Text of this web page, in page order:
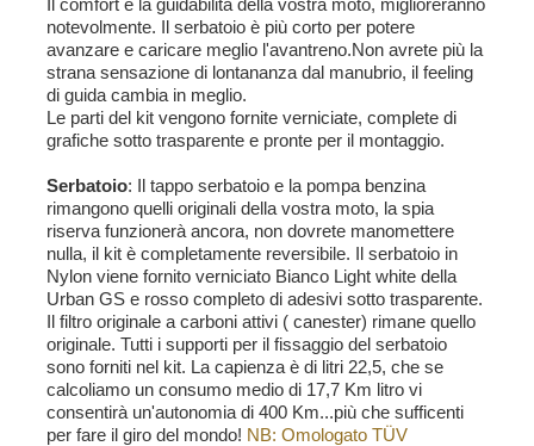
Il comfort e la guidabilità della vostra moto, miglioreranno
notevolmente. Il serbatoio è più corto per potere
avanzare e caricare meglio l'avantreno.Non avrete più la
strana sensazione di lontananza dal manubrio, il feeling
di guida cambia in meglio.
Le parti del kit vengono fornite verniciate, complete di
grafiche sotto trasparente e pronte per il montaggio.
Serbatoio: Il tappo serbatoio e la pompa benzina
rimangono quelli originali della vostra moto, la spia
riserva funzionerà ancora, non dovrete manomettere
nulla, il kit è completamente reversibile. Il serbatoio in
Nylon viene fornito verniciato Bianco Light white della
Urban GS e rosso completo di adesivi sotto trasparente.
Il filtro originale a carboni attivi ( canester) rimane quello
originale. Tutti i supporti per il fissaggio del serbatoio
sono forniti nel kit. La capienza è di litri 22,5, che se
calcoliamo un consumo medio di 17,7 Km litro vi
consentirà un'autonomia di 400 Km...più che sufficenti
per fare il giro del mondo! NB: Omologato TÜV